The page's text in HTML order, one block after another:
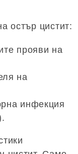
остър цистит:
прояви на
на
инфекция